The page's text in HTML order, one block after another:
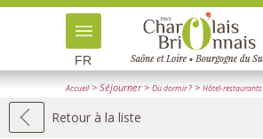
FR
Accueil> Séjourner> Où dormir ? > Hôtel-restaurants
Retour à la liste